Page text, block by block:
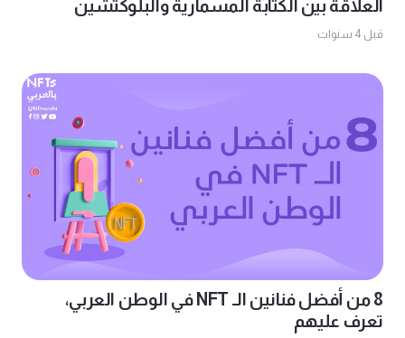
العلاقة بين الكتابة المسمارية والبلوكتشين
قبل 4 سنوات
8 من أفضل فنانين الـ NFT في الوطن العربي،
تعرف عليهم